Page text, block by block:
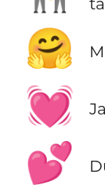
🤗
💓
💕